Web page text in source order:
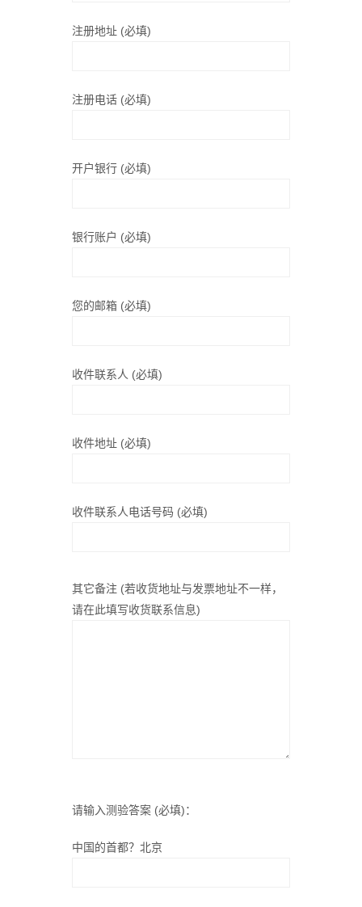
注册地址 (必填)
注册电话 (必填)
开户银行 (必填)
银行账户 (必填)
您的邮箱 (必填)
收件联系人 (必填)
收件地址 (必填)
收件联系人电话号码 (必填)
其它备注 (若收货地址与发票地址不一样，
请在此填写收货联系信息)
请输入测验答案 (必填)：
中国的首都？北京